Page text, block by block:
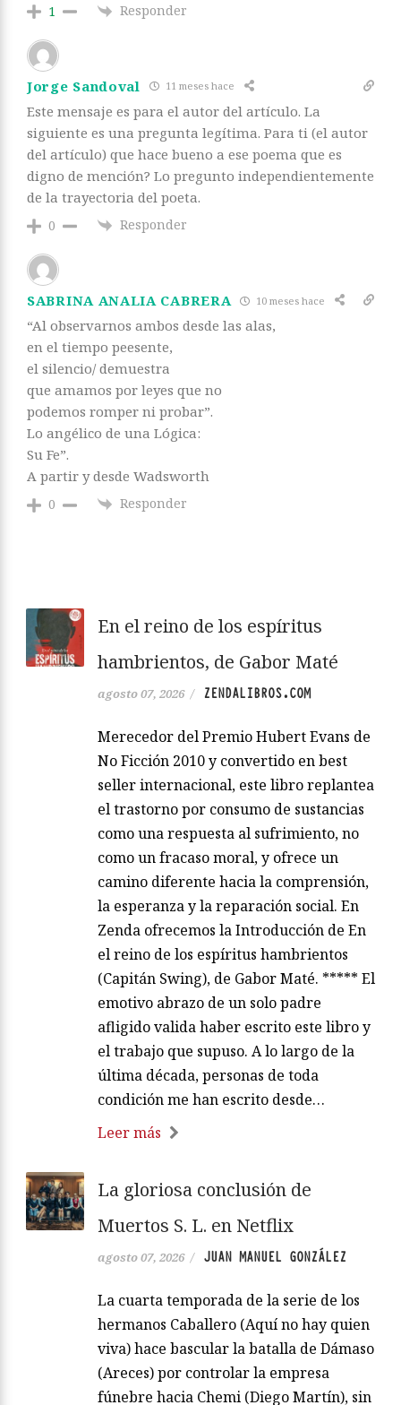
1 Responder
Jorge Sandoval 11 meses hace
Este mensaje es para el autor del artículo. La
siguiente es una pregunta legítima. Para ti (el autor
del artículo) que hace bueno a ese poema que es
digno de mención? Lo pregunto independientemente
de la trayectoria del poeta.
0 Responder
SABRINA ANALIA CABRERA 10 meses hace
“Al observarnos ambos desde las alas,
en el tiempo peesente,
el silencio/ demuestra
que amamos por leyes que no
podemos romper ni probar”.
Lo angélico de una Lógica:
Su Fe”.
A partir y desde Wadsworth
0 Responder
En el reino de los espíritus
hambrientos, de Gabor Maté
agosto 07, 2026 / ZENDALIBROS.COM
Merecedor del Premio Hubert Evans de
No Ficción 2010 y convertido en best
seller internacional, este libro replantea
el trastorno por consumo de sustancias
como una respuesta al sufrimiento, no
como un fracaso moral, y ofrece un
camino diferente hacia la comprensión,
la esperanza y la reparación social. En
Zenda ofrecemos la Introducción de En
el reino de los espíritus hambrientos
(Capitán Swing), de Gabor Maté. ***** El
emotivo abrazo de un solo padre
afligido valida haber escrito este libro y
el trabajo que supuso. A lo largo de la
última década, personas de toda
condición me han escrito desde…
Leer más
La gloriosa conclusión de
Muertos S. L. en Netflix
agosto 07, 2026 / JUAN MANUEL GONZÁLEZ
La cuarta temporada de la serie de los
hermanos Caballero (Aquí no hay quien
viva) hace bascular la batalla de Dámaso
(Areces) por controlar la empresa
fúnebre hacia Chemi (Diego Martín), sin